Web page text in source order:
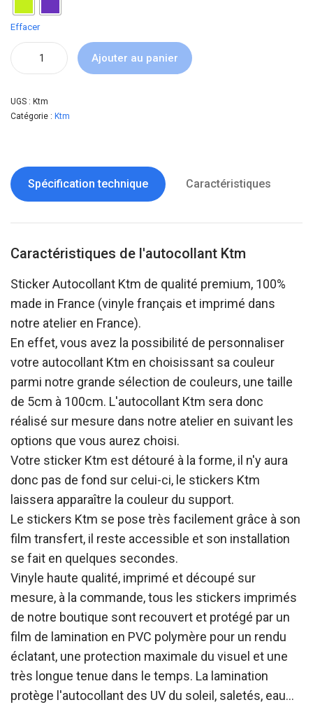
Effacer
Ajouter au panier
UGS : Ktm
Catégorie : Ktm
Spécification technique Caractéristiques
Caractéristiques de l'autocollant Ktm
Sticker Autocollant Ktm de qualité premium, 100%
made in France (vinyle français et imprimé dans
notre atelier en France).
En effet, vous avez la possibilité de personnaliser
votre autocollant Ktm en choisissant sa couleur
parmi notre grande sélection de couleurs, une taille
de 5cm à 100cm. L'autocollant Ktm sera donc
réalisé sur mesure dans notre atelier en suivant les
options que vous aurez choisi.
Votre sticker Ktm est détouré à la forme, il n'y aura
donc pas de fond sur celui-ci, le stickers Ktm
laissera apparaître la couleur du support.
Le stickers Ktm se pose très facilement grâce à son
film transfert, il reste accessible et son installation
se fait en quelques secondes.
Vinyle haute qualité, imprimé et découpé sur
mesure, à la commande, tous les stickers imprimés
de notre boutique sont recouvert et protégé par un
film de lamination en PVC polymère pour un rendu
éclatant, une protection maximale du visuel et une
très longue tenue dans le temps. La lamination
protège l'autocollant des UV du soleil, saletés, eau…